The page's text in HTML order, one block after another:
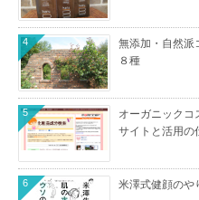
無添加・自然派
８種
4
オーガニックコ
サイトと活用の
5
米澤式健顔のや
6